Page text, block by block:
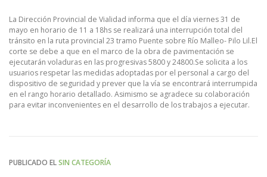
La Dirección Provincial de Vialidad informa que el día viernes 31 de
mayo en horario de 11 a 18hs se realizará una interrupción total del
tránsito en la ruta provincial 23 tramo Puente sobre Río Malleo- Pilo Lil.El
corte se debe a que en el marco de la obra de pavimentación se
ejecutarán voladuras en las progresivas 5800 y 24800.Se solicita a los
usuarios respetar las medidas adoptadas por el personal a cargo del
dispositivo de seguridad y prever que la vía se encontrará interrumpida
en el rango horario detallado. Asimismo se agradece su colaboración
para evitar inconvenientes en el desarrollo de los trabajos a ejecutar.
PUBLICADO ELSIN CATEGORÍA